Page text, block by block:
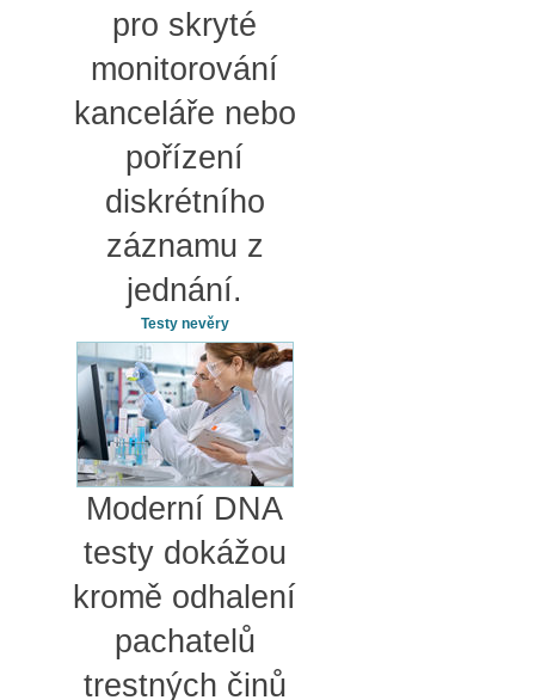
pro skryté
monitorování
kanceláře nebo
pořízení
diskrétního
záznamu z
jednání.
Testy nevěry
Moderní DNA
testy dokážou
kromě odhalení
pachatelů
trestných činů